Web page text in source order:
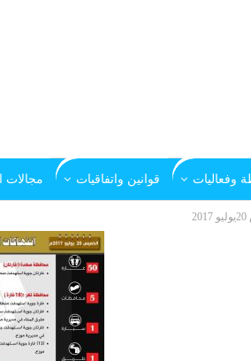
وفعاليات قوانين واتفاقيات مجالات